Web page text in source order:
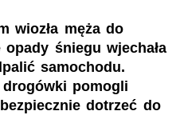
wiozła męża do
śniegu wjechała
samochodu.
pomogli
dotrzeć do